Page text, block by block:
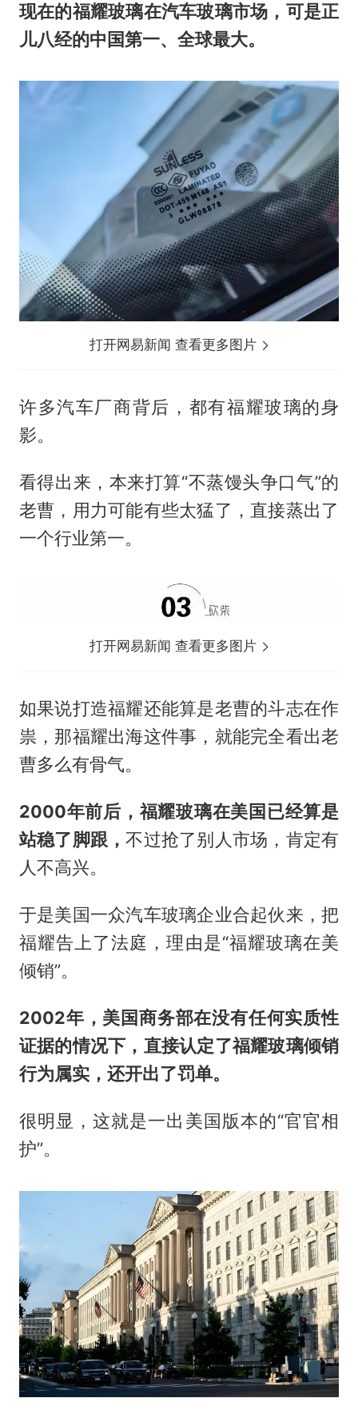
现在的福耀玻璃在汽车玻璃市场，可是正
儿八经的中国第一、全球最大。
打开网易新闻 查看更多图片
许多汽车厂商背后，都有福耀玻璃的身
影。
看得出来，本来打算“不蒸馒头争口气”的
老曹，用力可能有些太猛了，直接蒸出了
一个行业第一。
打开网易新闻 查看更多图片
如果说打造福耀还能算是老曹的斗志在作
祟，那福耀出海这件事，就能完全看出老
曹多么有骨气。
2000年前后，福耀玻璃在美国已经算是
站稳了脚跟，不过抢了别人市场，肯定有
人不高兴。
于是美国一众汽车玻璃企业合起伙来，把
福耀告上了法庭，理由是“福耀玻璃在美
倾销”。
2002年，美国商务部在没有任何实质性
证据的情况下，直接认定了福耀玻璃倾销
行为属实，还开出了罚单。
很明显，这就是一出美国版本的“官官相
护”。